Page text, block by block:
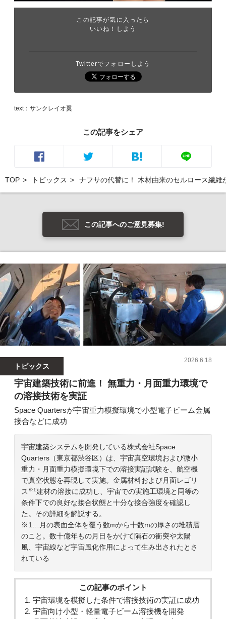
この記事が気に入ったら
いいね！しよう
Twitterでフォローしよう
text：サンクレイオ翼
この記事をシェア
TOP トピックス ナフサの代替に！ 木材由来のセルロース繊
この記事へのご意見募集!
トピックス
2026.6.18
宇宙建築技術に前進！ 無重力・月面重力環境で
の溶接技術を実証
Space Quartersが宇宙重力模擬環境で小型電子ビーム金属
接合などに成功
宇宙建築システムを開発している株式会社Space
Quarters（東京都渋谷区）は、宇宙真空環境および微小
重力・月面重力模擬環境下での溶接実証試験を、航空機
で真空状態を再現して実施。金属材料および月面レゴリ
ス ※1建材の溶接に成功し、宇宙での実施工環境と同等の
条件下での良好な接合状態と十分な接合強度を確認し
た。その詳細を解説する。
※1…月の表面全体を覆う数mから十数mの厚さの堆積層
のこと。数十億年もの月日をかけて隕石の衝突や太陽
風、宇宙線など宇宙風化作用によって生み出されたとさ
れている
この記事のポイント
宇宙環境を模擬した条件で溶接技術の実証に成功
宇宙向け小型・軽量電子ビーム溶接機を開発